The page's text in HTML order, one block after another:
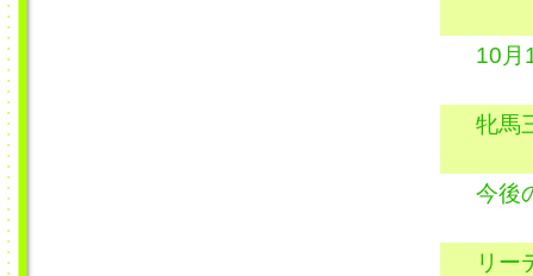
10月
牝馬
今後
リー